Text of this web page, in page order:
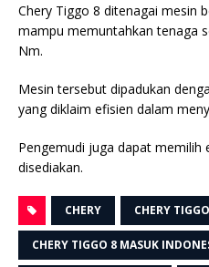
Chery Tiggo 8 ditenagai mesin
mampu memuntahkan tenaga
Nm.
Mesin tersebut dipadukan
yang diklaim efisien dalam
Pengemudi juga dapat memilih
disediakan.
CHERY CHERY
CHERY TIGGO 8 MASUK